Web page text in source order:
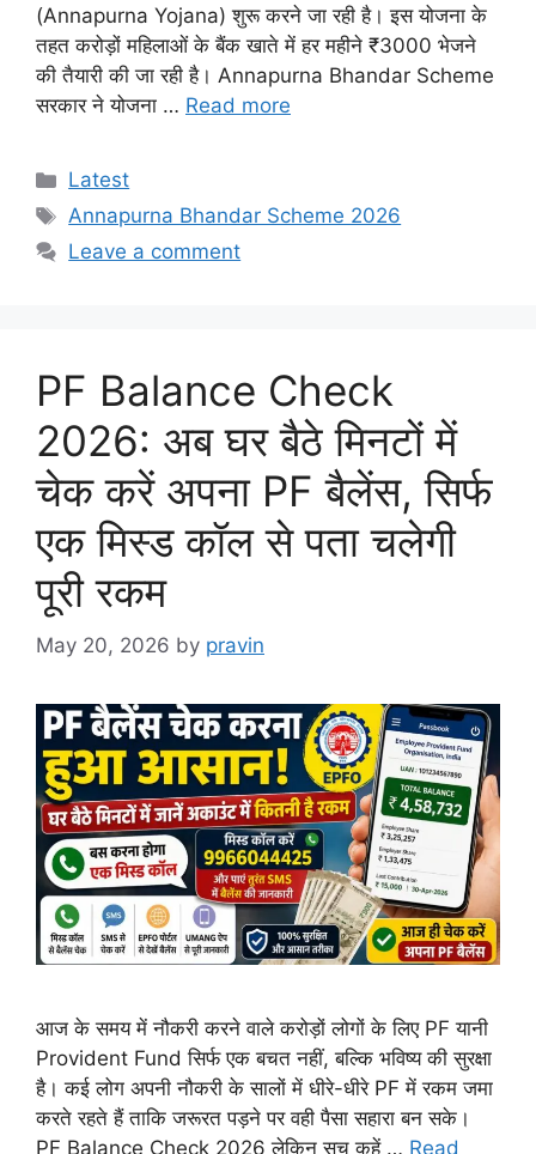
(Annapurna Yojana) शुरू करने जा रही है। इस योजना के
तहत करोड़ों महिलाओं के बैंक खाते में हर महीने ₹3000 भेजने
की तैयारी की जा रही है। Annapurna Bhandar Scheme
सरकार ने योजना … Read more
Categories
Latest
Tags
Annapurna Bhandar Scheme 2026
Leave a comment
PF Balance Check
2026: अब घर बैठे मिनटों में
चेक करें अपना PF बैलेंस, सिर्फ
एक मिस्ड कॉल से पता चलेगी
पूरी रकम
May 20, 2026 by pravin
आज के समय में नौकरी करने वाले करोड़ों लोगों के लिए PF यानी
Provident Fund सिर्फ एक बचत नहीं, बल्कि भविष्य की सुरक्षा
है। कई लोग अपनी नौकरी के सालों में धीरे-धीरे PF में रकम जमा
करते रहते हैं ताकि जरूरत पड़ने पर वही पैसा सहारा बन सके।
PF Balance Check 2026 लेकिन सच कहें … Read